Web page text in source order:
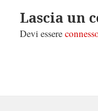
Lascia un
Devi essere